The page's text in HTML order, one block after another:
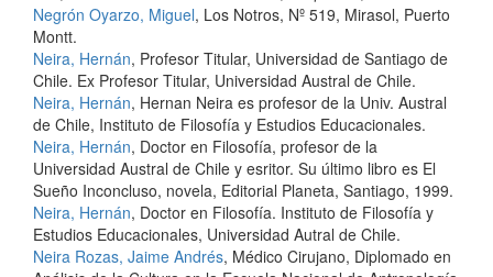
Negrón Oyarzo, Miguel, Los Notros, Nº 519, Mirasol, Puerto
Montt.
Neira, Hernán, Profesor Titular, Universidad de Santiago de
Chile. Ex Profesor Titular, Universidad Austral de Chile.
Neira, Hernán, Hernan Neira es profesor de la Univ. Austral
de Chile, Instituto de Filosofía y Estudios Educacionales.
Neira, Hernán, Doctor en Filosofía, profesor de la
Universidad Austral de Chile y esritor. Su último libro es El
Sueño Inconcluso, novela, Editorial Planeta, Santiago, 1999.
Neira, Hernán, Doctor en Filosofía. Instituto de Filosofía y
Estudios Educacionales, Universidad Autral de Chile.
Neira Rozas, Jaime Andrés, Médico Cirujano, Diplomado en